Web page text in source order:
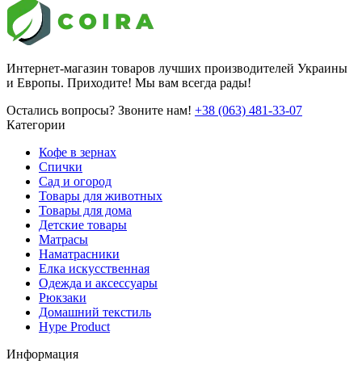
Интернет-магазин товаров лучших производителей Украины
и Европы. Приходите! Мы вам всегда рады!
Остались вопросы? Звоните нам! +38 (063) 481-33-07
Категории
Кофе в зернах
Спички
Сад и огород
Товары для животных
Товары для дома
Детские товары
Матрасы
Наматрасники
Елка искусственная
Одежда и аксессуары
Рюкзаки
Домашний текстиль
Hype Product
Информация